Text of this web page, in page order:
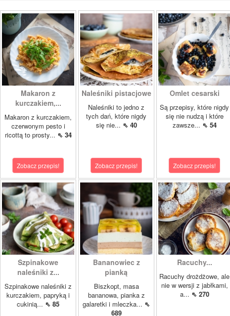
Makaron z
kurczakiem,...
Makaron z kurczakiem,
czerwonym pesto i
ricottą to prosty... ⇖ 34
Zobacz przepis!
Naleśniki pistacjowe
Naleśniki to jedno z
tych dań, które nigdy
się nie... ⇖ 40
Zobacz przepis!
Omlet cesarski
Są przepisy, które nigdy
się nie nudzą i które
zawsze... ⇖ 54
Zobacz przepis!
Szpinakowe
naleśniki z...
Szpinakowe naleśniki z
kurczakiem, papryką i
cukinią... ⇖ 85
Bananowiec z
pianką
Biszkopt, masa
bananowa, pianka z
galaretki i mleczka... ⇖
689
Racuchy...
Racuchy drożdżowe, ale
nie w wersji z jabłkami,
a... ⇖ 270